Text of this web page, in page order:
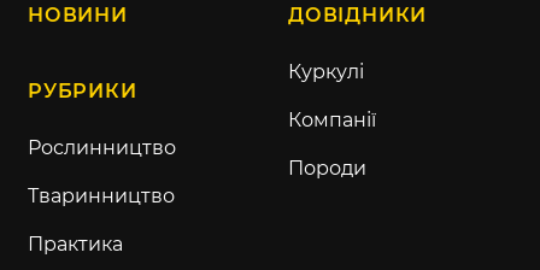
НОВИНИ
РУБРИКИ
Рослинництво
Тваринництво
Практика
ДОВІДНИКИ
Куркулі
Компанії
Породи